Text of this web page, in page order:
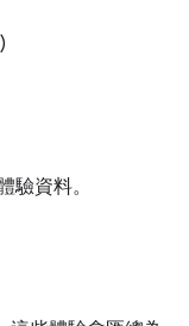
驗資料。